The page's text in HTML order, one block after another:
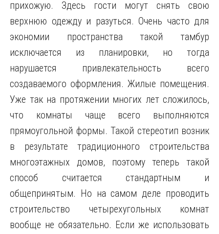
прихожую. Здесь гости могут снять свою
верхнюю одежду и разуться. Очень часто для
экономии пространства такой тамбур
исключается из планировки, но тогда
нарушается привлекательность всего
создаваемого оформления. Жилые помещения.
Уже так на протяжении многих лет сложилось,
что комнаты чаще всего выполняются
прямоугольной формы. Такой стереотип возник
в результате традиционного строительства
многоэтажных домов, поэтому теперь такой
способ считается стандартным и
общепринятым. Но на самом деле проводить
строительство четырехугольных комнат
вообще не обязательно. Если же использовать